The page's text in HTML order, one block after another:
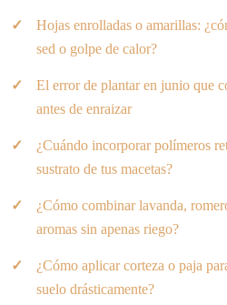
Hojas enrolladas o amarillas:
sed o golpe de calor?
El error de plantar en junio que
antes de enraizar
¿Cuándo incorporar polímeros
sustrato de tus macetas?
¿Cómo combinar lavanda,
aromas sin apenas riego?
¿Cómo aplicar corteza o paja
suelo drásticamente?